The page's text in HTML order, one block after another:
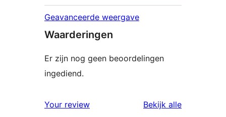
Geavanceerde weergave
Waarderingen
Er zijn nog geen beoordelingen
ingediend.
Your review Bekijk alle